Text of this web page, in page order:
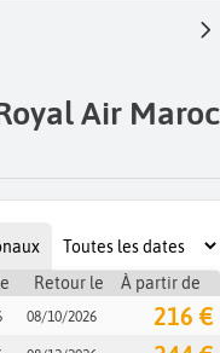
Air Maroc
Retour le À partir de
08/10/2026 216 €